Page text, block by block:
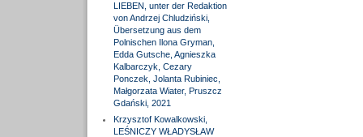
LIEBEN, unter der Redaktion
von Andrzej Chludziński,
Übersetzung aus dem
Polnischen Ilona Gryman,
Edda Gutsche, Agnieszka
Kalbarczyk, Cezary
Ponczek, Jolanta Rubiniec,
Małgorzata Wiater, Pruszcz
Gdański, 2021
Krzysztof Kowalkowski,
LEŚNICZY WŁADYSŁAW